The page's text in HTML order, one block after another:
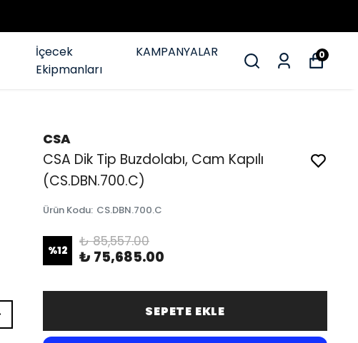
İçecek
Ekipmanları
KAMPANYALAR 0
CSA
CSA Dik Tip Buzdolabı, Cam Kapılı
(CS.DBN.700.C)
Ürün Kodu: CS.DBN.700.C
%12
₺ 85,557.00
₺ 75,685.00
SEPETE EKLE